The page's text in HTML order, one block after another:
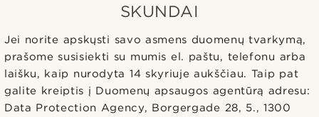
SKUNDAI
Jei norite apskųsti savo asmens duomenų tvarkymą,
prašome susisiekti su mumis el. paštu, telefonu arba
laišku, kaip nurodyta 14 skyriuje aukščiau. Taip pat
galite kreiptis į Duomenų apsaugos agentūrą adresu:
Data Protection Agency, Borgergade 28, 5., 1300